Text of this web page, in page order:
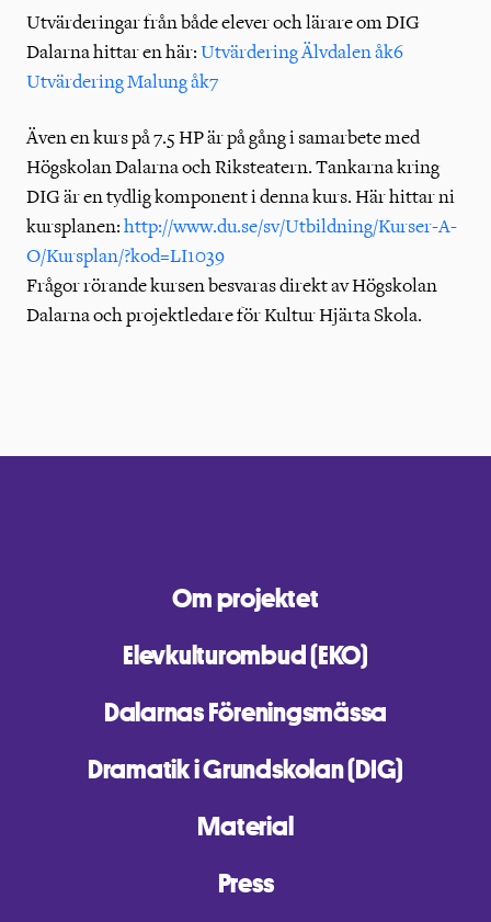
Utvärderingar från både elever och lärare om DIG
Dalarna hittar en här:Utvärdering Älvdalen åk6
Utvärdering Malung åk7
Även en kurs på 7.5 HP är på gång i samarbete med
Högskolan Dalarna och Riksteatern. Tankarna kring
DIG är en tydlig komponent i denna kurs. Här hittar ni
kursplanen:http://www.du.se/sv/Utbildning/Kurser-A-
O/Kursplan/?kod=LI1039
Frågor rörande kursen besvaras direkt av Högskolan
Dalarna och projektledare för Kultur Hjärta Skola.
Om projektet
Elevkulturombud (EKO)
Dalarnas Föreningsmässa
Dramatik i Grundskolan (DIG)
Material
Press